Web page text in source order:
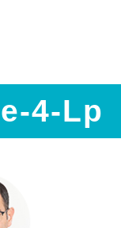
4-Lp